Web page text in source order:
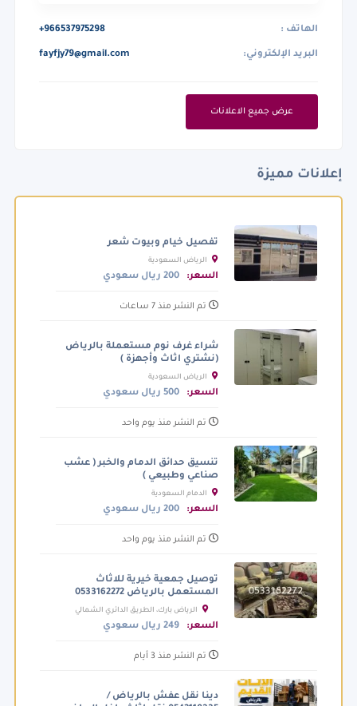
الهاتف : +966537975298
البريد الإلكتروني: fayfjy79@gmail.com
عرض جميع الاعلانات
إعلانات مميزة
تفصيل خيام وبيوت شعر
السعر: 200 ريال سعودي
تم النشر منذ 7 ساعات
شراء غرف نوم مستعملة بالرياض
(نشتري اثاث وأجهزة )
السعر: 500 ريال سعودي
تم النشر منذ يوم واحد
تنسيق حدائق الدمام والخبر ( عشب
صناعي وطبيعي )
السعر: 200 ريال سعودي
تم النشر منذ يوم واحد
توصيل جمعية خيرية للاثاث
المستعمل بالرياض 0533162272
الرياض بارك، الطريق الدائري الشمالي
الفرعي، الرياض السعودية
السعر: 249 ريال سعودي
تم النشر منذ 3 أيام
دينا نقل عفش بالرياض /